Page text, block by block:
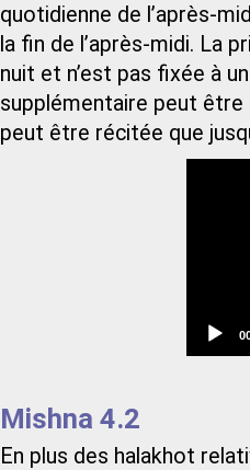
quotidienne de l’après-
la fin de l’après-midi. La
nuit et n’est pas fixée à
supplémentaire peut être
peut être récitée que
Mishna 4.2
En plus des halakhot